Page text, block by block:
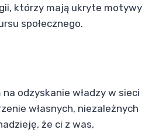
którzy mają ukryte motywy
społecznego.
odzyskanie władzy w sieci
własnych, niezależnych
że ci z was,